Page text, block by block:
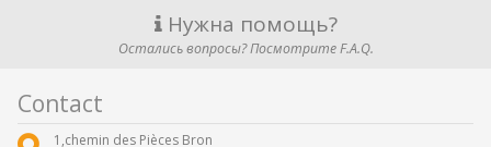
Нужна помощь?
Остались вопросы? Посмотрите F.A.Q.
Contact
1,chemin des Pièces Bron